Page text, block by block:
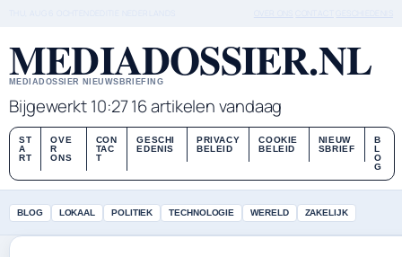
MEDIADOSSIER.NL
MEDIADOSSIER NIEUWSBRIEFING
Bijgewerkt 10:2716 artikelen vandaag
ST
A
RT
OVE
R
ONS
CON
TAC
T
GESCHI
EDENIS
PRIVACY
BELEID
COOKIE
BELEID
NIEUW
SBRIEF
B
L
O
G
BLOG LOKAAL POLITIEK TECHNOLOGIE WERELD ZAKELIJK